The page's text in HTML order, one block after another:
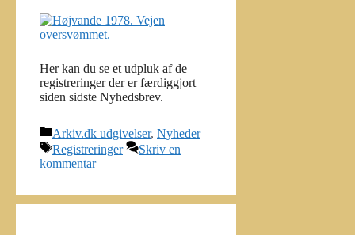
Her kan du se et udpluk af de
registreringer der er færdiggjort
siden sidste Nyhedsbrev.
Kategorier
Arkiv.dk udgivelser, Nyheder
Tags
Registreringer
Skriv en
kommentar